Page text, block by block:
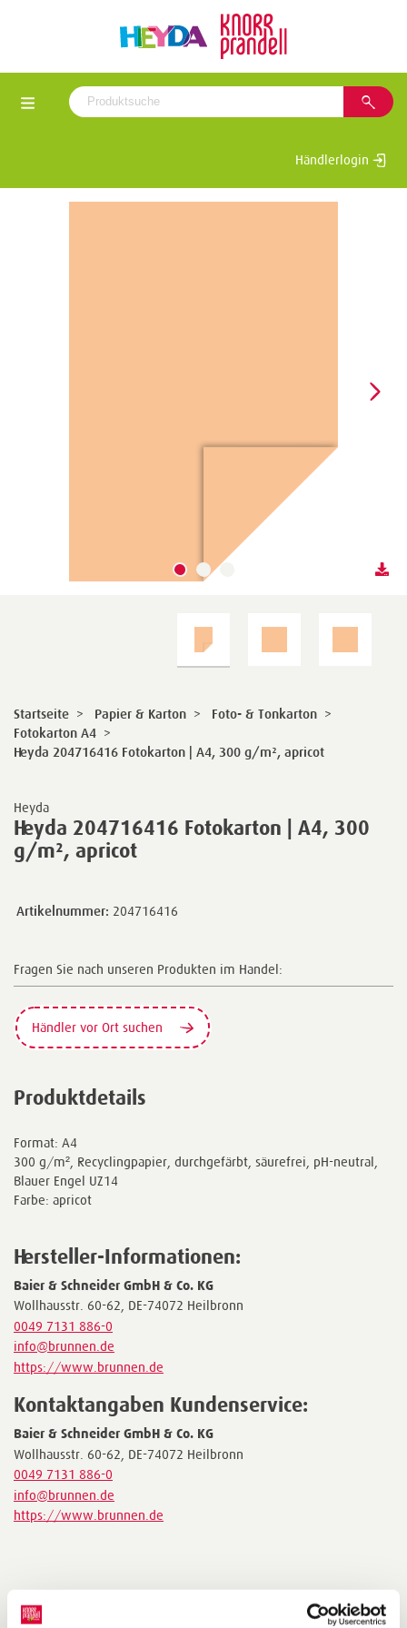
Händlerlogin
Heyda
Heyda 204716416 Fotokarton | A4, 300
g/m², apricot
Startseite > Papier & Karton > Foto- & Tonkarton >
Fotokarton A4 >
Heyda 204716416 Fotokarton | A4, 300 g/m², apricot
Artikelnummer: 204716416
Fragen Sie nach unseren Produkten im Handel:
Händler vor Ort suchen
Produktdetails
Format: A4
300 g/m², Recyclingpapier, durchgefärbt, säurefrei, pH-neutral,
Blauer Engel UZ14
Farbe: apricot
Hersteller-Informationen:
Baier & Schneider GmbH & Co. KG
Wollhausstr. 60-62, DE-74072 Heilbronn
0049 7131 886-0
info@brunnen.de
https://www.brunnen.de
Kontaktangaben Kundenservice:
Baier & Schneider GmbH & Co. KG
Wollhausstr. 60-62, DE-74072 Heilbronn
0049 7131 886-0
info@brunnen.de
https://www.brunnen.de